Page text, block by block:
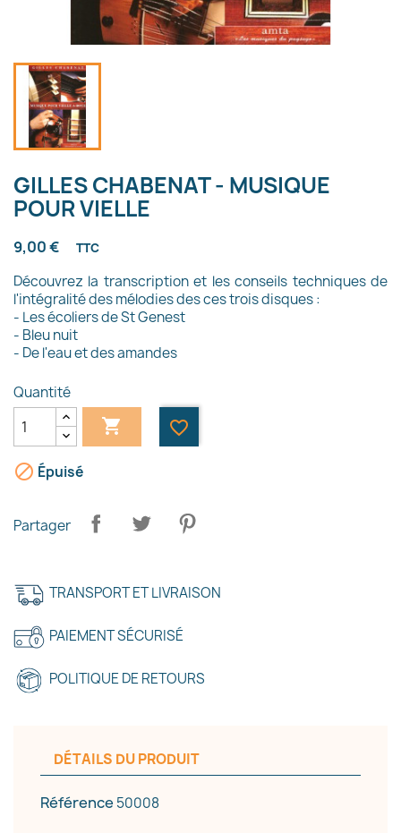
GILLES CHABENAT - MUSIQUE
POUR VIELLE
9,00 € TTC
Découvrez la transcription et les conseils techniques de
l'intégralité des mélodies des ces trois disques :
- Les écoliers de St Genest
- Bleu nuit
- De l'eau et des amandes
Quantité
 favorite_border
 Épuisé
Partager
TRANSPORT ET LIVRAISON
PAIEMENT SÉCURISÉ
POLITIQUE DE RETOURS
DÉTAILS DU PRODUIT
Référence 50008